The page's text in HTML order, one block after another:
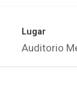
Lugar
Auditorio